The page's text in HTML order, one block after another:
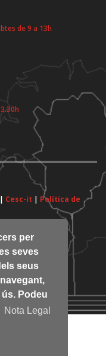
per
seves
seus
Podeu
Nota Legal
de 9 a 13h
| Cesc-it | Política de